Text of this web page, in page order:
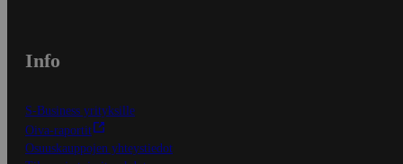
Info
S-Business yrityksille
Oiva-raportit
Osuuskauppojen yhteystiedot